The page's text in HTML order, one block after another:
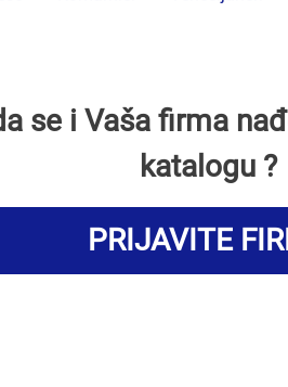
se i Vaša firma
katalogu ?
PRIJAVITE